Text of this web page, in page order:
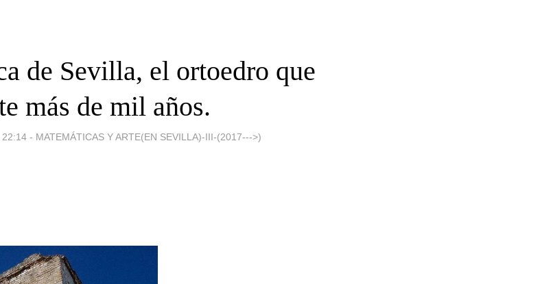
de Sevilla, el ortoedro que
más de mil años.
22:14 - MATEMÁTICAS Y ARTE(EN SEVILLA)-III-(2017--->)